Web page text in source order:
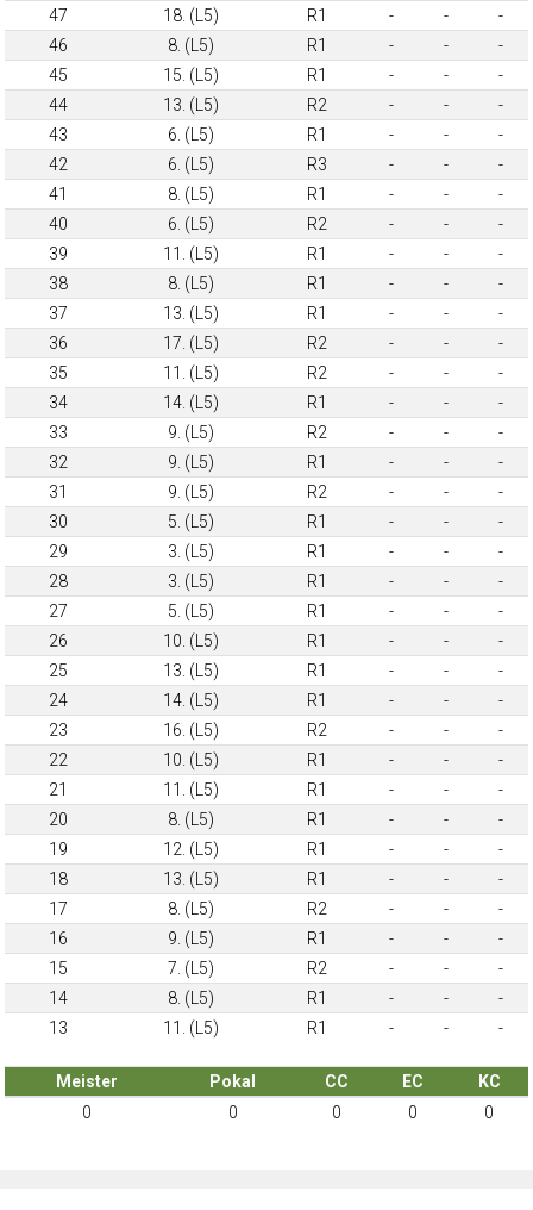
47
18. (L5) R1 - -
-
46
8. (L5) R1 - -
-
45
15. (L5) R1 - -
-
44
13. (L5) R2 - -
-
43
6. (L5) R1 - -
-
42
6. (L5) R3 - -
-
41
8. (L5) R1 - -
-
40
6. (L5) R2 - -
-
39
11. (L5) R1 - -
-
38
8. (L5) R1 - -
-
37
13. (L5) R1 - -
-
36
17. (L5) R2 - -
-
35
11. (L5) R2 - -
-
34
14. (L5) R1 - -
-
33
9. (L5) R2 - -
-
32
9. (L5) R1 - -
-
31
9. (L5) R2 - -
-
30
5. (L5) R1 - -
-
29
3. (L5) R1 - -
-
28
3. (L5) R1 - -
-
27
5. (L5) R1 - -
-
26
10. (L5) R1 - -
-
25
13. (L5) R1 - -
-
24
14. (L5) R1 - -
-
23
16. (L5) R2 - -
-
22
10. (L5) R1 - -
-
21
11. (L5) R1 - -
-
20
8. (L5) R1 - -
-
19
12. (L5) R1 - -
-
18
13. (L5) R1 - -
-
17
8. (L5) R2 - -
-
16
9. (L5) R1 - -
-
15
7. (L5) R2 - -
-
14
8. (L5) R1 - -
-
13
11. (L5) R1 - - -
Meister Pokal CC EC
KC
0
0 0 0 0